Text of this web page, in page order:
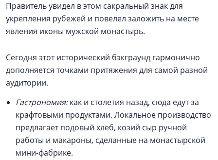
Правитель увидел в этом сакральный знак для
укрепления рубежей и повелел заложить на месте
явления иконы мужской монастырь.
Сегодня этот исторический бэкграунд гармонично
дополняется точками притяжения для самой разной
аудитории.
Гастрономия:как и столетия назад, сюда едут за
крафтовыми продуктами. Локальное производство
предлагает подовый хлеб, козий сыр ручной
работы и макароны, сделанные на монастырской
мини-фабрике.